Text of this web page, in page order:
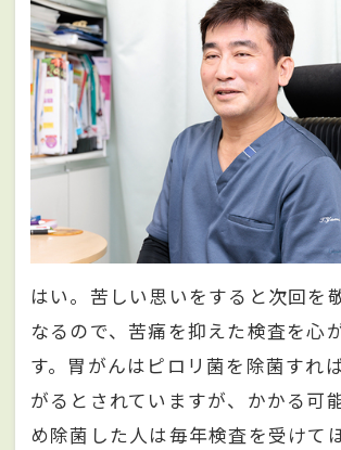
はい。苦しい思いをすると次回を
なるので、苦痛を抑えた検査を心
す。胃がんはピロリ菌を除菌すれ
がるとされていますが、かかる可
め除菌した人は毎年検査を受けて